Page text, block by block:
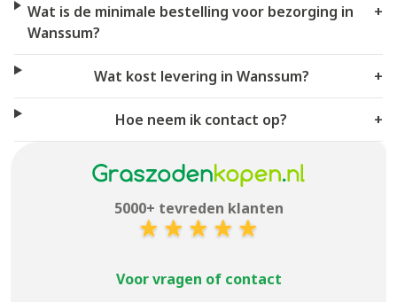
Wat is de minimale bestelling voor bezorging in
Wanssum?
+
Wat kost levering in Wanssum? +
Hoe neem ik contact op? +
5000+ tevreden klanten
Voor vragen of contact